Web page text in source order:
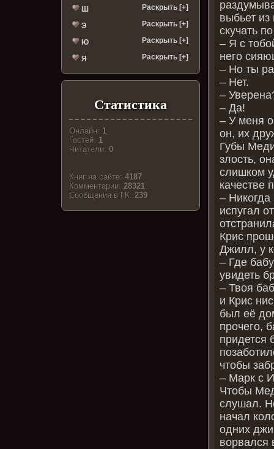
Ш Раскрыть [+]
Э Раскрыть [+]
Ю Раскрыть [+]
Я Раскрыть [+]
Статистика
Онлайн: 1
Гостей: 1
Читатели:0
Книг на сайте:4187
Комментарии:28321
Cообщения в ГК:239
выбьет
скучать
– Я с
него
– Но ты
– Нет.
–
– Да!
– У меня
он, их
Губы
злость,
слишком
качестве
–
испугал
Крис
Джилл, у
– Где
увидеть
– Твоя
и Крис
был её
прочего,
придется
чтобы
– Марк с
Чтобы
слушал.
начал
одних
ворвался